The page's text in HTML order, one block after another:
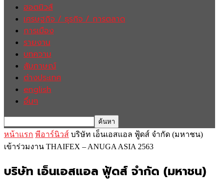
ฮอตนิวส์
เศรษฐกิจ / ธุรกิจ / การตลาด
การเมือง
รายงาน
บทความ
สัมภาษณ์
ต่างประเทศ
english
อื่นๆ
หน้าแรก พีอาร์นิวส์ บริษัท เอ็นเอสแอล ฟู้ดส์ จำกัด (มหาชน)
เข้าร่วมงาน THAIFEX – ANUGA ASIA 2563
บริษัท เอ็นเอสแอล ฟู้ดส์ จำกัด (มหาชน)